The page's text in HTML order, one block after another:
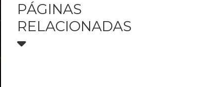
PÁGINAS
RELACIONADAS